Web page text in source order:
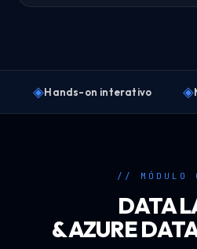
◈Hands-on interativo ◈
// MÓDULO
DATA
& AZURE